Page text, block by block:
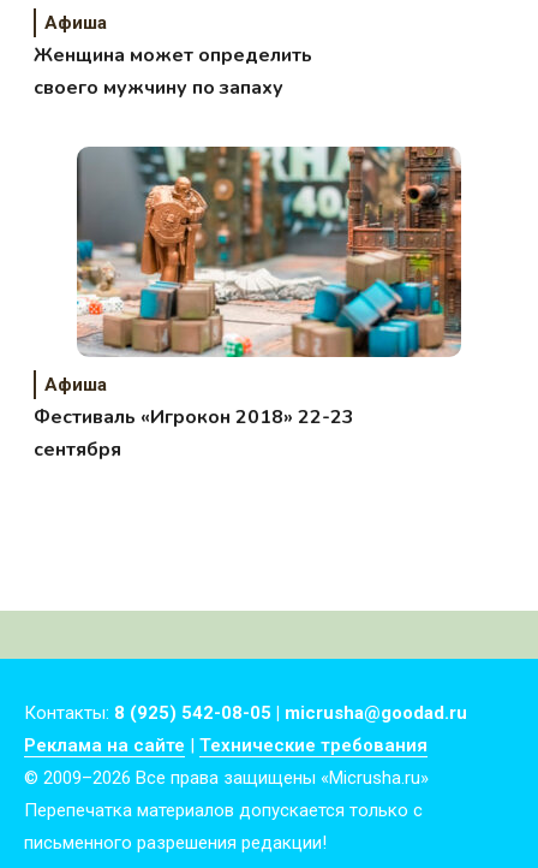
Афиша
Женщина может определить
своего мужчину по запаху
Афиша
Фестиваль «Игрокон 2018» 22-23
сентября
Контакты: 8 (925) 542-08-05 | micrusha@goodad.ru
Реклама на сайте | Технические требования
© 2009–2026 Все права защищены «Micrusha.ru»
Перепечатка материалов допускается только с
письменного разрешения редакции!